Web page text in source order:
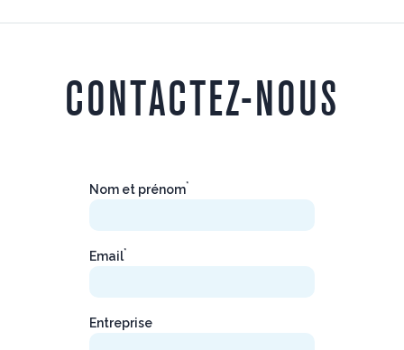
CONTACTEZ-NOUS
Nom et prénom*
Email*
Entreprise